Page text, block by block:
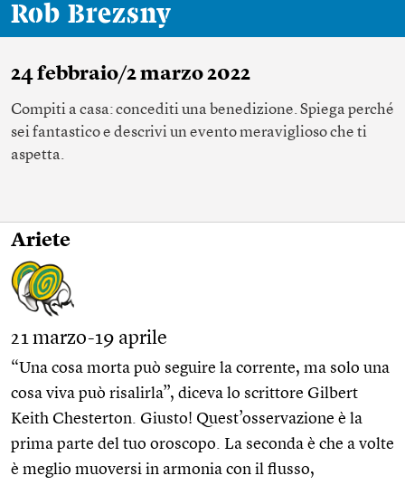
Rob Brezsny
24 febbraio/2 marzo 2022
Compiti a casa: concediti una benedizione. Spiega perché
sei fantastico e descrivi un evento meraviglioso che ti
aspetta.
Ariete
21 marzo-19 aprile
“Una cosa morta può seguire la corrente, ma solo una
cosa viva può risalirla”, diceva lo scrittore Gilbert
Keith Chesterton. Giusto! Quest’osservazione è la
prima parte del tuo oroscopo. La seconda è che a volte
è meglio muoversi in armonia con il flusso,